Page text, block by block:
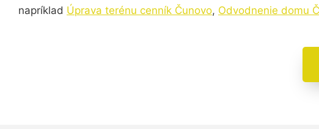
napríklad Úprava terénu cenník Čunovo, Odvodnenie domu